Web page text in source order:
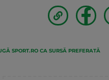
SPORT.RO CA SURSĂ PREFERATĂ